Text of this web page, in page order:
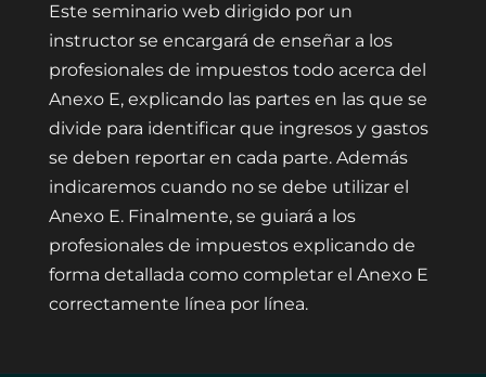
Este seminario web dirigido por un
instructor se encargará de enseñar a los
profesionales de impuestos todo acerca del
Anexo E, explicando las partes en las que se
divide para identificar que ingresos y gastos
se deben reportar en cada parte. Además
indicaremos cuando no se debe utilizar el
Anexo E. Finalmente, se guiará a los
profesionales de impuestos explicando de
forma detallada como completar el Anexo E
correctamente línea por línea.